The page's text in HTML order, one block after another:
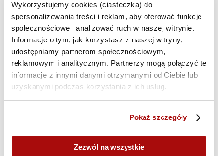
Wykorzystujemy cookies (ciasteczka) do
spersonalizowania treści i reklam, aby oferować funkcje
społecznościowe i analizować ruch w naszej witrynie.
Informacje o tym, jak korzystasz z naszej witryny,
udostępniamy partnerom społecznościowym,
reklamowym i analitycznym. Partnerzy mogą połączyć te
informacje z innymi danymi otrzymanymi od Ciebie lub
uzyskanymi podczas korzystania z ich usług.
Pokaż szczegóły
Zezwól na wszystkie
Krzysztof Modrzewski, Founder & Head of
Education w Witbee
Paweł Gontarek, Szef Semgence
Mykola Artemenko, Senior Team Lead w TTEC
Kolejne nazwiska poznamy już wkrótce.
AI bez ściemy: Od hype’u do realnych
sztucznej inteligencji w działaniach marketingowych